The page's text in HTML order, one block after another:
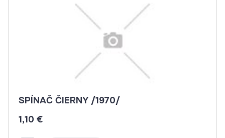
SPÍNAČ ČIERNY /1970/
1,10 €